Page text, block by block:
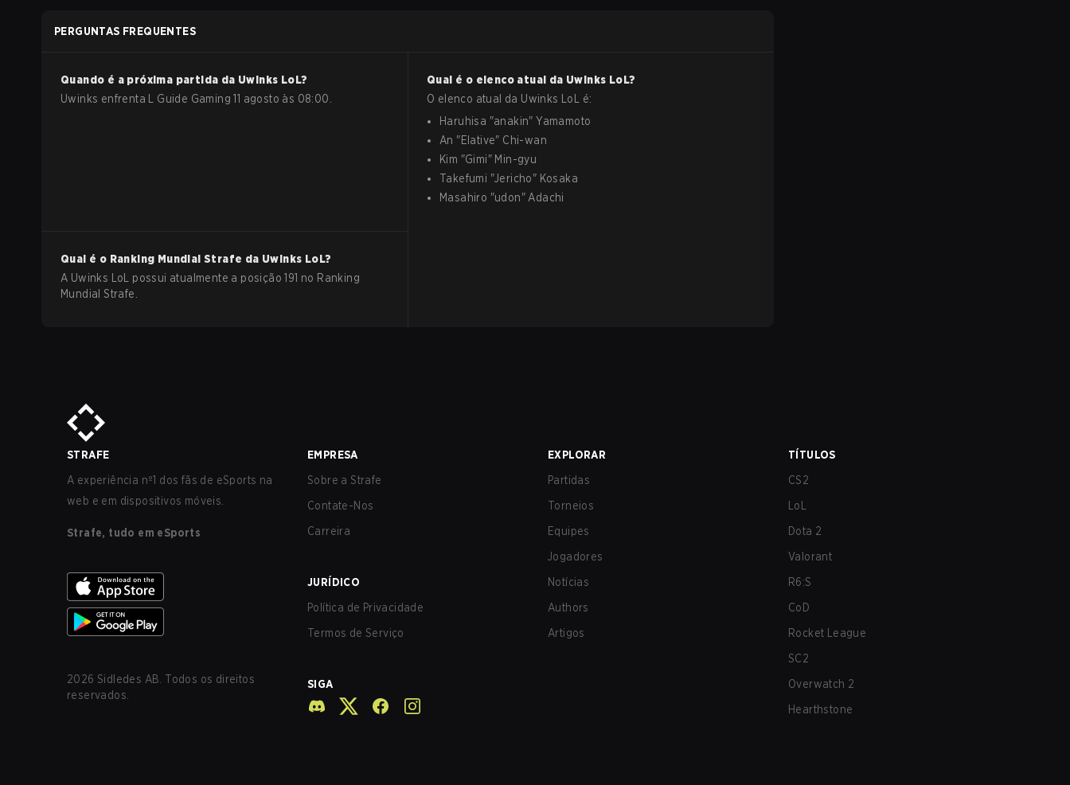
PERGUNTAS FREQUENTES
Quando é a próxima partida da Uwinks LoL?
Uwinks enfrenta L Guide Gaming 11 agosto às 08:00.
Qual é o elenco atual da Uwinks LoL?
O elenco atual da Uwinks LoL
é:
Haruhisa "anakin"Yamamoto
An "Elative" Chi-wan
Kim "Gimi" Min-gyu
Takefumi "Jericho" Kosaka
Masahiro "udon" Adachi
Qual é o Ranking Mundial Strafe da Uwinks LoL?
A Uwinks LoL possui atualmente a posição 191 no Ranking
Mundial Strafe.
STRAFE
A experiência nº1 dos fãs de eSports na
web e em dispositivos móveis.
Strafe, tudo em eSports
2026 Sidledes AB. Todos os direitos
reservados.
EMPRESA
Sobre a Strafe
Contate-Nos
Carreira
JURÍDICO
Política de Privacidade
Termos de Serviço
SIGA
EXPLORAR
Partidas
Torneios
Equipes
Jogadores
Notícias
Authors
Artigos
TÍTULOS
CS2
LoL
Dota 2
Valorant
R6:S
CoD
Rocket League
SC2
Overwatch 2
Hearthstone